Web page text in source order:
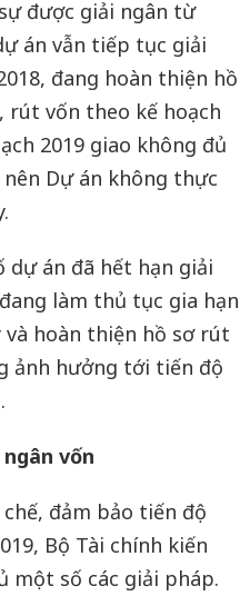
được giải ngân từ
án vẫn tiếp tục giải
đang hoàn thiện hồ
rút vốn theo kế hoạch
2019 giao không đủ
Dự án không thực
án đã hết hạn giải
làm thủ tục gia hạn
và hoàn thiện hồ sơ rút
ảnh hưởng tới tiến độ
vốn
đảm bảo tiến độ
Bộ Tài chính kiến
một số các giải pháp.